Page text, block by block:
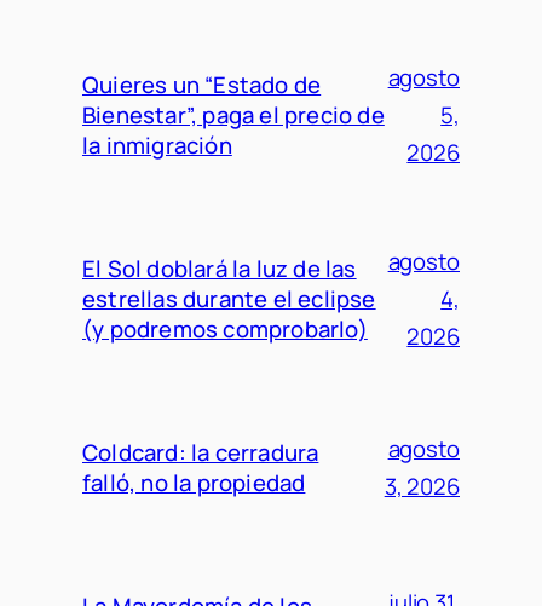
Quieres un “Estado de
Bienestar”, paga el precio de
la inmigración
agosto
5,
2026
El Sol doblará la luz de las
estrellas durante el eclipse
(y podremos comprobarlo)
agosto
4,
2026
Coldcard: la cerradura
falló, no la propiedad
agosto
3, 2026